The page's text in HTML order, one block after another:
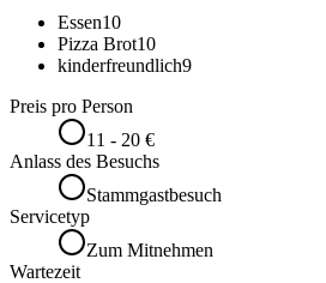
Essen10
Pizza Brot10
kinderfreundlich9
Preis pro Person
11 - 20 €
Anlass des Besuchs
Stammgastbesuch
Servicetyp
Zum Mitnehmen
Wartezeit